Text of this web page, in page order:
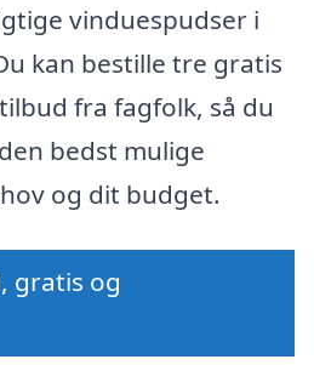
vinduespudser i
kan bestille tre gratis
fra fagfolk, så du
bedst mulige
og dit budget.
gratis og